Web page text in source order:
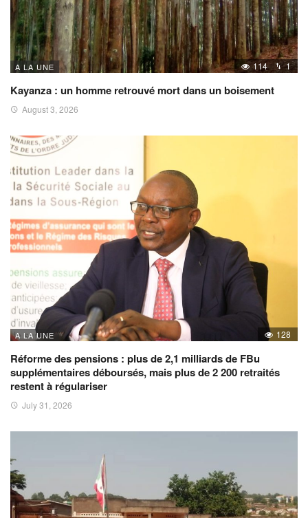
A LA UNE 114 1
Kayanza : un homme retrouvé mort dans un boisement
August 3, 2026
A LA UNE 128
Réforme des pensions : plus de 2,1 milliards de FBu
supplémentaires déboursés, mais plus de 2 200 retraités
restent à régulariser
July 31, 2026